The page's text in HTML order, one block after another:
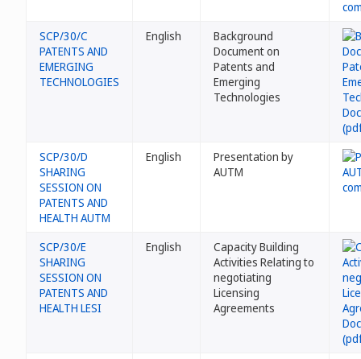
SCP/30/C
PATENTS AND
EMERGING
TECHNOLOGIES
English
Background
Document on
Patents and
Emerging
Technologies
SCP/30/D
SHARING
SESSION ON
PATENTS AND
HEALTH AUTM
English
Presentation by
AUTM
SCP/30/E
SHARING
SESSION ON
PATENTS AND
HEALTH LESI
English
Capacity Building
Activities Relating to
negotiating
Licensing
Agreements